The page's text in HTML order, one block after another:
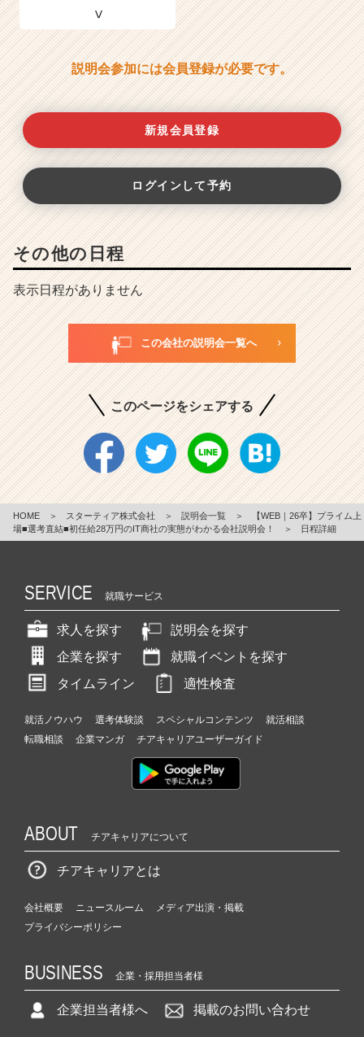
説明会参加には会員登録が必要です。
新規会員登録
ログインして予約
その他の日程
表示日程がありません
この会社の説明会一覧へ
このページをシェアする
HOME ＞ スターティア株式会社 ＞ 説明会一覧 ＞
【WEB｜26卒】プライム上
場■選考直結■初任給28万円のIT商社の実態がわかる会社説明会！
＞ 日程詳細
SERVICE 就職サービス
求人を探す
説明会を探す
企業を探す
就職イベントを探す
タイムライン
適性検査
就活ノウハウ 選考体験談 スペシャルコンテンツ
就活相談
転職相談
企業マンガ チアキャリアユーザーガイド
ABOUT チアキャリアについて
チアキャリアとは
会社概要 ニュースルーム
メディア出演・掲載
プライバシーポリシー
BUSINESS 企業・採用担当者様
企業担当者様へ 掲載のお問い合わせ